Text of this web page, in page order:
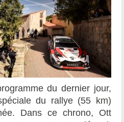
du dernier jour,
du rallye (55 km)
Dans ce chrono, Ott